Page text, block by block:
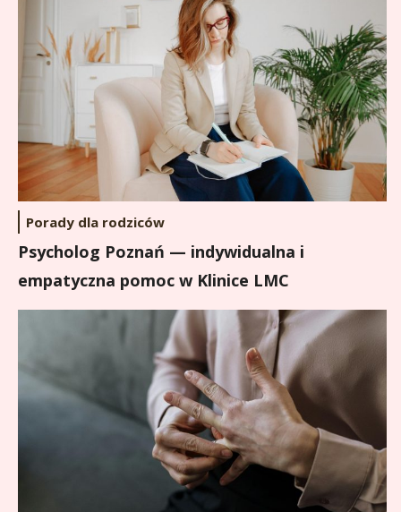
Porady dla rodziców
Psycholog Poznań — indywidualna i
empatyczna pomoc w Klinice LMC